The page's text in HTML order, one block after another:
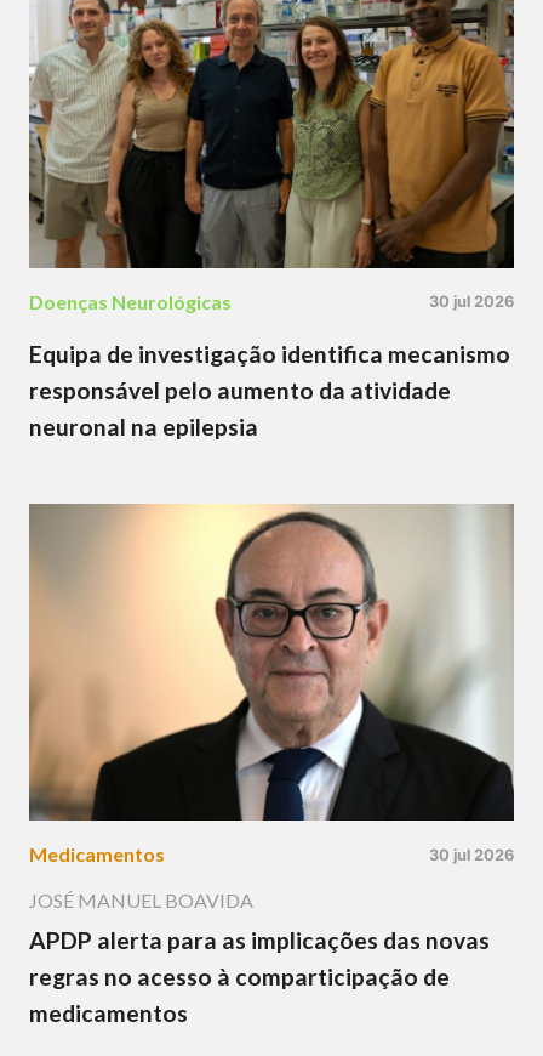
Doenças Neurológicas 30 jul 2026
Equipa de investigação identifica mecanismo
responsável pelo aumento da atividade
neuronal na epilepsia
Medicamentos 30 jul 2026
JOSÉ MANUEL BOAVIDA
APDP alerta para as implicações das novas
regras no acesso à comparticipação de
medicamentos